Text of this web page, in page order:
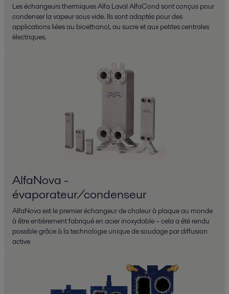
Les échangeurs thermiques Alfa Laval AlfaCond sont conçus pour
condenser la vapeur sous vide. Ils sont adaptés pour des
applications liées au bioethanol, au sucre et aux petites centrales
électriques.
AlfaNova -
évaporateur/condenseur
AlfaNova est le premier échangeur de chaleur à plaque au monde
à être entièrement fabriqué en acier inoxydable – cela a été rendu
possible grâce à la technologie unique de soudage par diffusion
active